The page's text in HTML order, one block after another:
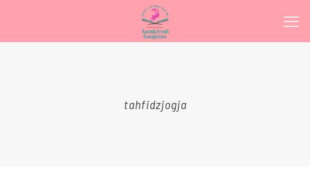
tahfidzjogja